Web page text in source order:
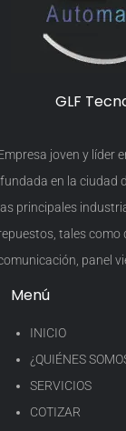
GLF
joven y líder
en la ciudad
principales
tales como
panel
Menú
INICIO
¿QUIÉNES
SERVICIOS
COTIZAR